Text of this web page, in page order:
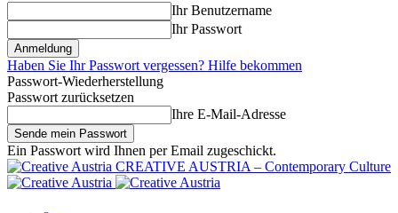
Ihr Benutzername
Ihr Passwort
Haben Sie Ihr Passwort vergessen? Hilfe bekommen
Passwort-Wiederherstellung
Passwort zurücksetzen
Ihre E-Mail-Adresse
Ein Passwort wird Ihnen per Email zugeschickt.
CREATIVE AUSTRIA – Contemporary Culture